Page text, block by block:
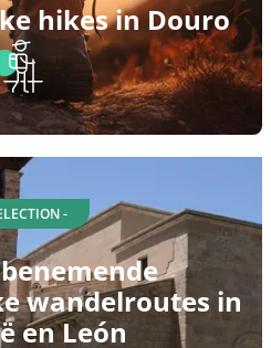
hikes in Douro
-
wandelroutes in
en León